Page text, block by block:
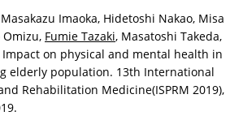
Imaoka, Hidetoshi Nakao, Misa
Omizu, Fumie Tazaki, Masatoshi Takeda,
Impact on physical and mental health in
elderly population. 13th International
Rehabilitation Medicine(ISPRM 2019),